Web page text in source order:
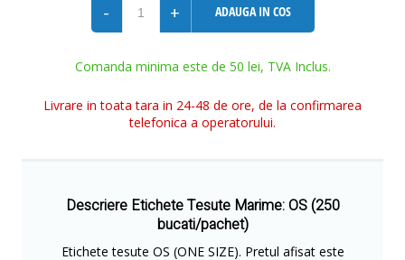
- + ADAUGA IN COS
Comanda minima este de 50 lei, TVA Inclus.
Livrare in toata tara in 24-48 de ore, de la confirmarea
telefonica a operatorului.
Descriere Etichete Tesute Marime: OS (250
bucati/pachet)
Etichete tesute OS (ONE SIZE). Pretul afisat este